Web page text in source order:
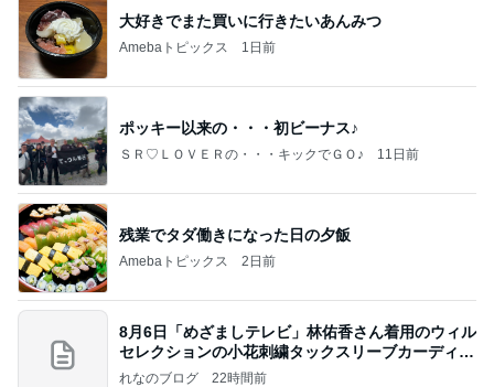
大好きでまた買いに行きたいあんみつ
Amebaトピックス 1日前
ポッキー以来の・・・初ビーナス♪
ＳＲ♡ＬＯＶＥＲの・・・キックでＧＯ♪ 11日前
残業でタダ働きになった日の夕飯
Amebaトピックス 2日前
8月6日「めざましテレビ」林佑香さん着用のウィル
セレクションの小花刺繍タックスリーブカーディガ
ン
れなのブログ 22時間前